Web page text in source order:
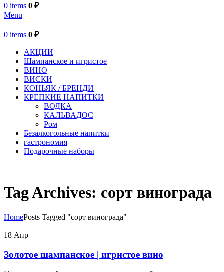
0 items 0 ₽
Menu
0 items 0 ₽
АКЦИИ
Шампанское и игристое
ВИНО
ВИСКИ
КОНЬЯК / БРЕНДИ
КРЕПКИЕ НАПИТКИ
ВОДКА
КАЛЬВАДОС
Ром
Безалкогольные напитки
гастрономия
Подарочные наборы
Tag Archives: сорт винограда
HomePosts Tagged "сорт винограда"
18 Апр
Золотое шампанское | игристое вино